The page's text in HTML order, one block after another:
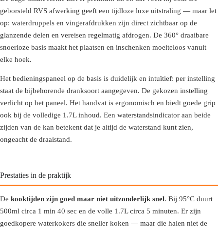
geborsteld RVS afwerking geeft een tijdloze luxe uitstraling — maar let
op: waterdruppels en vingerafdrukken zijn direct zichtbaar op de
glanzende delen en vereisen regelmatig afdrogen. De 360° draaibare
snoerloze basis maakt het plaatsen en inschenken moeiteloos vanuit
elke hoek.
Het bedieningspaneel op de basis is duidelijk en intuïtief: per instelling
staat de bijbehorende dranksoort aangegeven. De gekozen instelling
verlicht op het paneel. Het handvat is ergonomisch en biedt goede grip
ook bij de volledige 1.7L inhoud. Een waterstandsindicator aan beide
zijden van de kan betekent dat je altijd de waterstand kunt zien,
ongeacht de draaistand.
Prestaties in de praktijk
De kooktijden zijn goed maar niet uitzonderlijk snel. Bij 95°C duurt
500ml circa 1 min 40 sec en de volle 1.7L circa 5 minuten. Er zijn
goedkopere waterkokers die sneller koken — maar die halen niet de